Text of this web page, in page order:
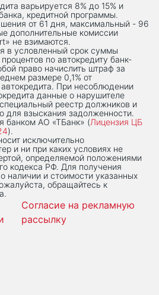
варьируется 8% до 15% и
кредитной программы.
от 61 дня, максимальный - 96
дополнительные комиссии
не взимаются.
в условленный срок суммы
по автокредиту банк-
право начислить штраф за
размере 0,1% от
При несоблюдении
данные о нарушителе
реестр должников и
для взыскания задолженности.
банком АО «ТБанк» (Лицензия ЦБ
).
исключительно
и ни при каких условиях не
определяемой положениями
кодекса РФ. Для получения
наличии и стоимости указанных
обращайтесь к
Согласие на рекламную
рассылку